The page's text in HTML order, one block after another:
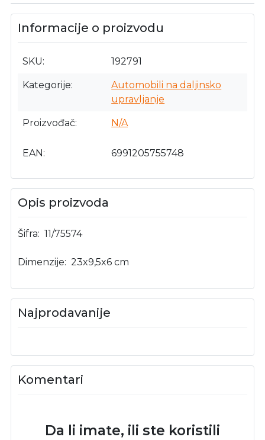
Informacije o proizvodu
SKU 192791
Kategorije
Automobili na daljinsko
upravljanje
Proizvođač N/A
EAN 6991205755748
Opis proizvoda
Šifra: 11/75574
Dimenzije: 23x9,5x6 cm
Najprodavanije
Komentari
Da li imate, ili ste koristili